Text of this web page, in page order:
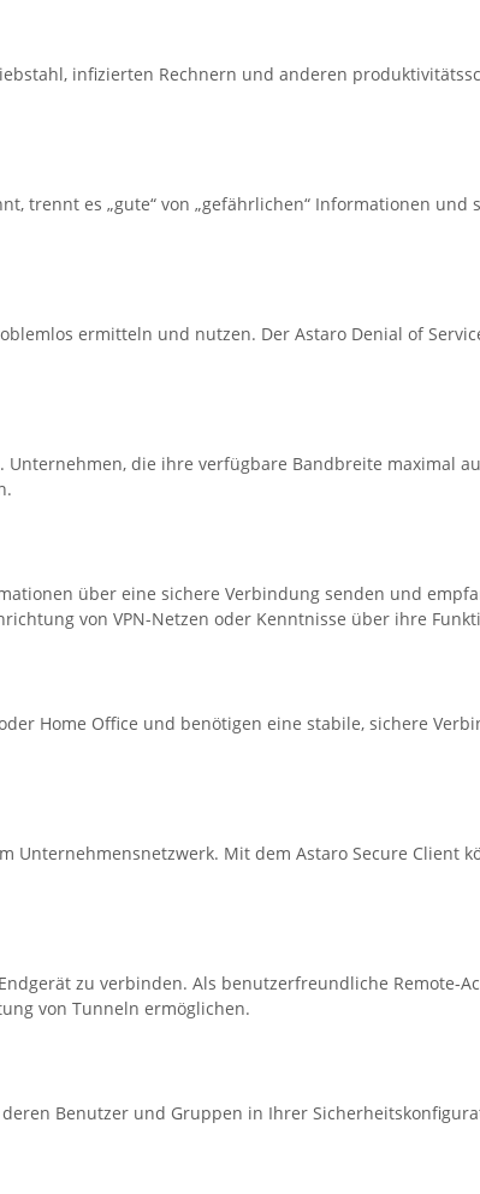
infizierten Rechnern und anderen
trennt es „gute“ von „gefährlichen“ Informationen
ermitteln und nutzen. Der Astaro Denial of
die ihre verfügbare Bandbreite maximal
über eine sichere Verbindung senden und
von VPN-Netzen oder Kenntnisse über ihre
Home Office und benötigen eine stabile, sichere
Mit dem Astaro Secure Client
zu verbinden. Als benutzerfreundliche Remote-
von Tunneln ermöglichen.
Benutzer und Gruppen in Ihrer